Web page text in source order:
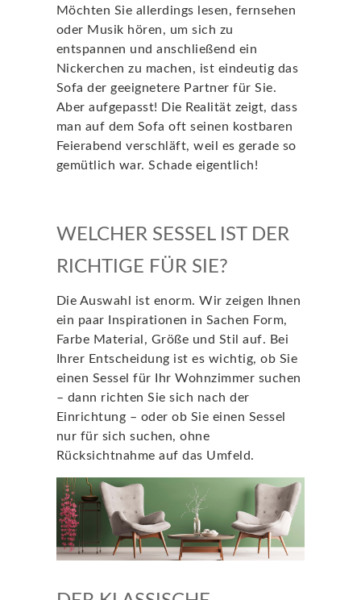
Möchten Sie allerdings lesen, fernsehen
oder Musik hören, um sich zu
entspannen und anschließend ein
Nickerchen zu machen, ist eindeutig das
Sofa der geeignetere Partner für Sie.
Aber aufgepasst! Die Realität zeigt, dass
man auf dem Sofa oft seinen kostbaren
Feierabend verschläft, weil es gerade so
gemütlich war. Schade eigentlich!
WELCHER SESSEL IST DER
RICHTIGE FÜR SIE?
Die Auswahl ist enorm. Wir zeigen Ihnen
ein paar Inspirationen in Sachen Form,
Farbe Material, Größe und Stil auf. Bei
Ihrer Entscheidung ist es wichtig, ob Sie
einen Sessel für Ihr Wohnzimmer suchen
– dann richten Sie sich nach der
Einrichtung – oder ob Sie einen Sessel
nur für sich suchen, ohne
Rücksichtnahme auf das Umfeld.